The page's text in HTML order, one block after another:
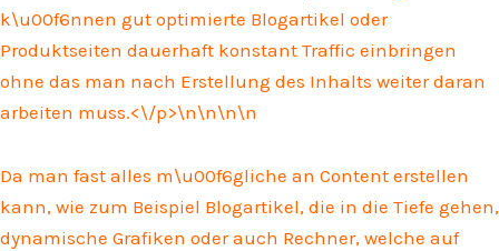
k\u00f6nnen gut optimierte Blogartikel oder
Produktseiten dauerhaft konstant Traffic einbringen
ohne das man nach Erstellung des Inhalts weiter daran
arbeiten muss.<\/p>\n\n\n\n
Da man fast alles m\u00f6gliche an Content erstellen
kann, wie zum Beispiel Blogartikel, die in die Tiefe gehen,
dynamische Grafiken oder auch Rechner, welche auf